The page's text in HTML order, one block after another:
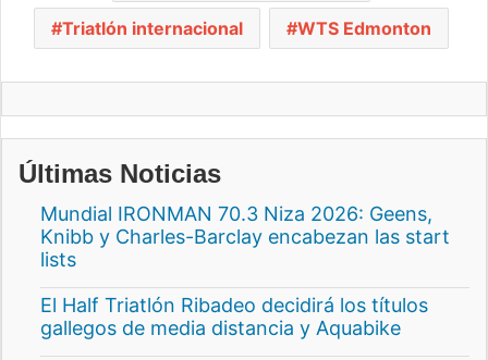
Triatlón internacional WTS Edmonton
Últimas Noticias
Mundial IRONMAN 70.3 Niza 2026: Geens,
Knibb y Charles-Barclay encabezan las start
lists
El Half Triatlón Ribadeo decidirá los títulos
gallegos de media distancia y Aquabike